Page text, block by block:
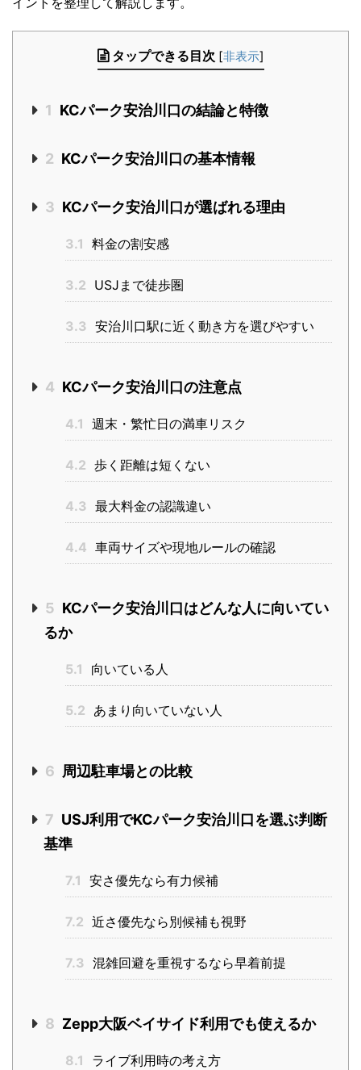
タップできる目次 [非表示]
1 KCパーク安治川口の結論と特徴
2 KCパーク安治川口の基本情報
3 KCパーク安治川口が選ばれる理由
3.1 料金の割安感
3.2 USJまで徒歩圏
3.3 安治川口駅に近く動き方を選びやすい
4 KCパーク安治川口の注意点
4.1 週末・繁忙日の満車リスク
4.2 歩く距離は短くない
4.3 最大料金の認識違い
4.4 車両サイズや現地ルールの確認
5 KCパーク安治川口はどんな人に向いてい
るか
5.1 向いている人
5.2 あまり向いていない人
6 周辺駐車場との比較
7 USJ利用でKCパーク安治川口を選ぶ判断
基準
7.1 安さ優先なら有力候補
7.2 近さ優先なら別候補も視野
7.3 混雑回避を重視するなら早着前提
8 Zepp大阪ベイサイド利用でも使えるか
8.1 ライブ利用時の考え方